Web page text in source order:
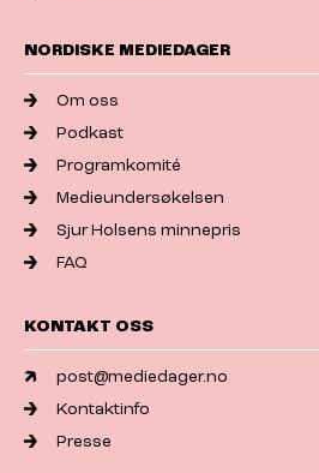
NORDISKE MEDIEDAGER
Om oss
Podkast
Programkomité
Medieundersøkelsen
Sjur Holsens minnepris
FAQ
KONTAKT OSS
post@mediedager.no
Kontaktinfo
Presse